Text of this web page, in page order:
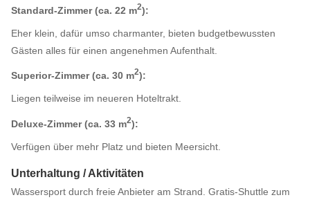
Standard-Zimmer (ca. 22 m2):
Eher klein, dafür umso charmanter, bieten budgetbewussten
Gästen alles für einen angenehmen Aufenthalt.
Superior-Zimmer (ca. 30 m2):
Liegen teilweise im neueren Hoteltrakt.
Deluxe-Zimmer (ca. 33 m2):
Verfügen über mehr Platz und bieten Meersicht.
Unterhaltung / Aktivitäten
Wassersport durch freie Anbieter am Strand. Gratis-Shuttle zum